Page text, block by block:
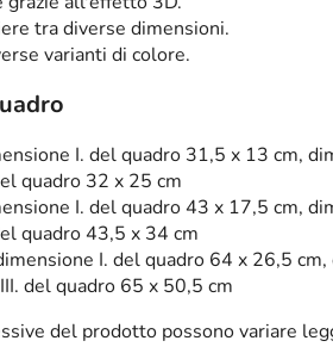
tra diverse dimensioni.
varianti di colore.
I. del quadro 31,5 x 13 cm,
quadro 32 x 25 cm
I. del quadro 43 x 17,5 cm,
quadro 43,5 x 34 cm
I. del quadro 64 x 26,5
del quadro 65 x 50,5 cm
del prodotto possono variare